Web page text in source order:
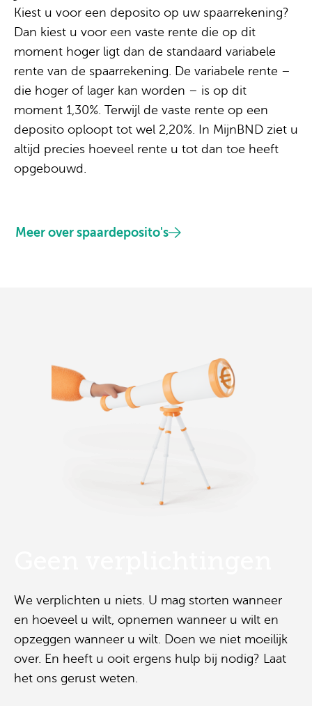
Kiest u voor een deposito op uw spaarrekening?
Dan kiest u voor een vaste rente die op dit
moment hoger ligt dan de standaard variabele
rente van de spaarrekening. De variabele rente –
die hoger of lager kan worden – is op dit
moment 1,30%. Terwijl de vaste rente op een
deposito oploopt tot wel 2,20%. In MijnBND ziet u
altijd precies hoeveel rente u tot dan toe heeft
opgebouwd.
Meer over spaardeposito's
We verplichten u niets. U mag storten wanneer
en hoeveel u wilt, opnemen wanneer u wilt en
opzeggen wanneer u wilt. Doen we niet moeilijk
over. En heeft u ooit ergens hulp bij nodig? Laat
het ons gerust weten.